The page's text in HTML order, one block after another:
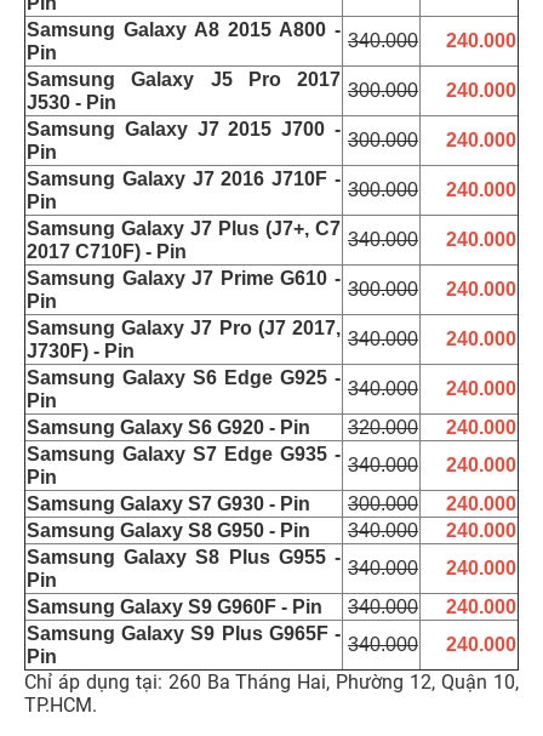
Samsung Galaxy A8 2015 A800 -
Pin
340.000
240.000
Samsung Galaxy J5 Pro 2017
J530 - Pin
300.000
240.000
Samsung Galaxy J7 2015 J700 -
Pin
300.000
240.000
Samsung Galaxy J7 2016 J710F -
Pin
300.000
240.000
Samsung Galaxy J7 Plus (J7+, C7
2017 C710F) - Pin
340.000
240.000
Samsung Galaxy J7 Prime G610 -
Pin
300.000
240.000
Samsung Galaxy J7 Pro (J7 2017,
J730F) - Pin
340.000
240.000
Samsung Galaxy S6 Edge G925 -
Pin
340.000
240.000
Samsung Galaxy S6 G920 - Pin
320.000
240.000
Samsung Galaxy S7 Edge G935 -
Pin
340.000
240.000
Samsung Galaxy S7 G930 - Pin
300.000
240.000
Samsung Galaxy S8 G950 - Pin
340.000
240.000
Samsung Galaxy S8 Plus G955 -
Pin
340.000
240.000
Samsung Galaxy S9 G960F - Pin
340.000
240.000
Samsung Galaxy S9 Plus G965F -
Pin
340.000 240.000
Chỉ áp dụng tại: 260 Ba Tháng Hai, Phường 12, Quận 10,
TP.HCM.